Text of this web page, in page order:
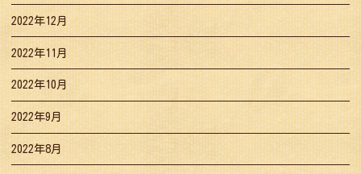
2022年12月
2022年11月
2022年10月
2022年9月
2022年8月